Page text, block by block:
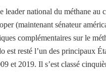
leader national du méthane au
(maintenant sénateur
complémentaires sur le
est resté l’un des principaux
et 2019. Il s’est classé